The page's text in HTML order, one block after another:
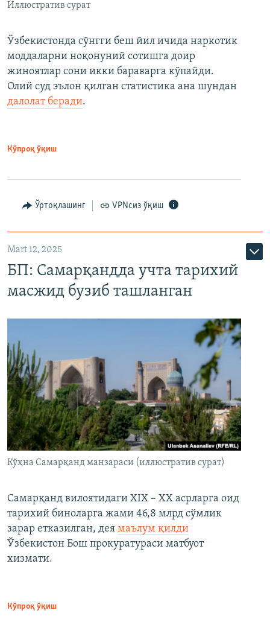
Иллюстратив сурат
Ўзбекистонда сўнгги беш йил ичида наркотик
моддаларни ноқонуний сотишга доир
жиноятлар сони икки бараварга кўпайди.
Олий суд эълон қилган статистика ана шундан
далолат беради.
Кўпроқ ўқиш
Ўртоқлашинг VPNсиз ўқиш
Mart 12, 2025
БП: Самарқандда учта тарихий
масжид бузиб ташланган
Кўҳна Самарқанд манзараси (иллюстратив сурат)
Самарқанд вилоятидаги XIX – XX асрларга оид
тарихий биноларга жами 46,8 млрд сўмлик
зарар етказилган, дея маълум қилди
Ўзбекистон Бош прокуратураси матбуот
хизмати.
Кўпроқ ўқиш